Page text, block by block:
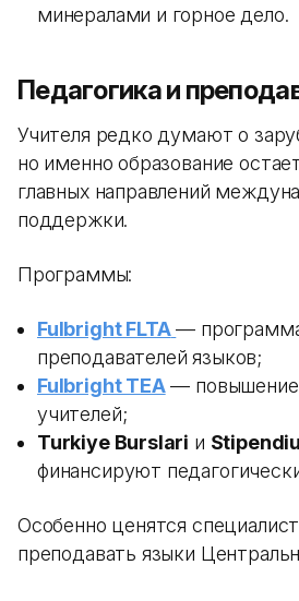
минералами и горное дело.
Педагогика и
Учителя редко думают о
но именно образование
главных направлений
поддержки.
Программы:
Fulbright FLTA —
преподавателей языков;
Fulbright TEA— повышение
учителей;
Turkiye Burslari и
финансируют
Особенно ценятся
преподавать языки